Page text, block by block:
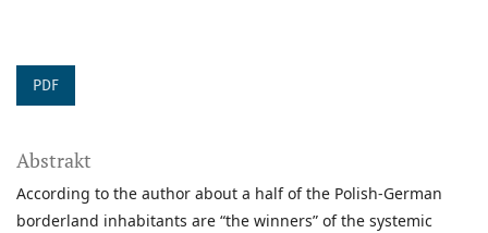
PDF
Abstrakt
According to the author about a half of the Polish-German
borderland inhabitants are “the winners” of the systemic